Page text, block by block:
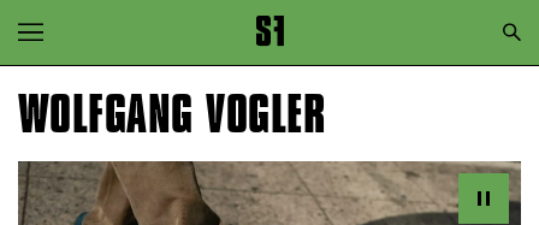
Zur Hauptnavigation springen
Zum Hauptinhalt springen
WOLFGANG VOGLER